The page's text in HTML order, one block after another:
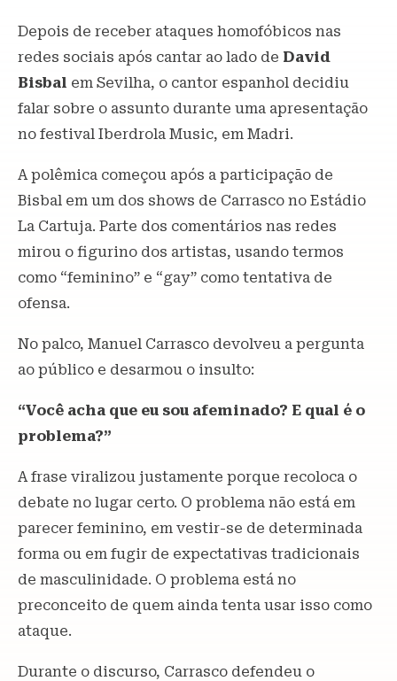
Depois de receber ataques homofóbicos nas
redes sociais após cantar ao lado de David
Bisbal em Sevilha, o cantor espanhol decidiu
falar sobre o assunto durante uma apresentação
no festival Iberdrola Music, em Madri.
A polêmica começou após a participação de
Bisbal em um dos shows de Carrasco no Estádio
La Cartuja. Parte dos comentários nas redes
mirou o figurino dos artistas, usando termos
como “feminino” e “gay” como tentativa de
ofensa.
No palco, Manuel Carrasco devolveu a pergunta
ao público e desarmou o insulto:
“Você acha que eu sou afeminado? E qual é o
problema?”
A frase viralizou justamente porque recoloca o
debate no lugar certo. O problema não está em
parecer feminino, em vestir-se de determinada
forma ou em fugir de expectativas tradicionais
de masculinidade. O problema está no
preconceito de quem ainda tenta usar isso como
ataque.
Durante o discurso, Carrasco defendeu o